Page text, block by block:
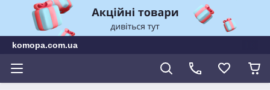
komopa.com.ua